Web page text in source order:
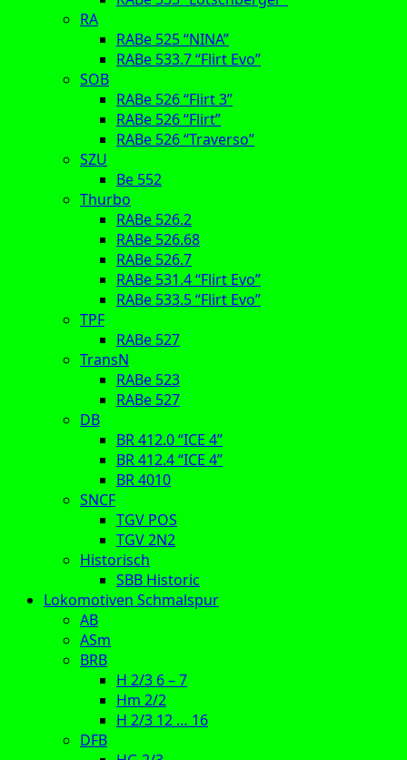
RA
RABe 525 “NINA”
RABe 533.7 “Flirt Evo”
SOB
RABe 526 “Flirt 3”
RABe 526 “Flirt”
RABe 526 “Traverso”
SZU
Be 552
Thurbo
RABe 526.2
RABe 526.68
RABe 526.7
RABe 531.4 “Flirt Evo”
RABe 533.5 “Flirt Evo”
TPF
RABe 527
TransN
RABe 523
RABe 527
DB
BR 412.0 “ICE 4”
BR 412.4 “ICE 4”
BR 4010
SNCF
TGV POS
TGV 2N2
Historisch
SBB Historic
Lokomotiven Schmalspur
AB
ASm
BRB
H 2/3 6 – 7
Hm 2/2
H 2/3 12 … 16
DFB